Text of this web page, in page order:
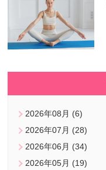
2026年08月 (6)
2026年07月 (28)
2026年06月 (34)
2026年05月 (19)